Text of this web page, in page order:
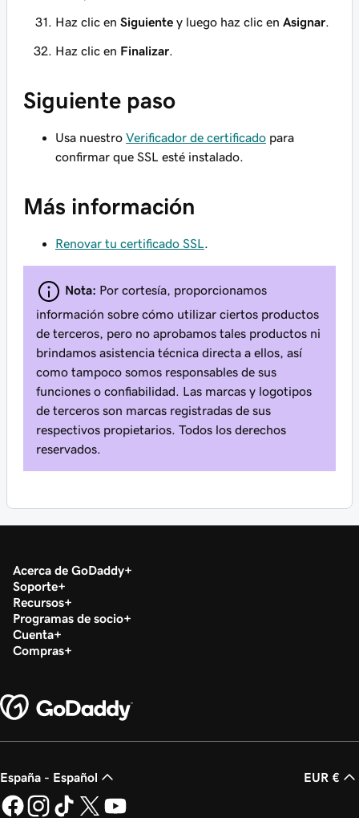
Haz clic en Siguiente y luego haz clic en Asignar
Haz clic en Finalizar
Siguiente paso
Usa nuestro Verificador de certificado para
confirmar que SSL esté instalado.
Más información
Renovar tu certificado SSL
Nota: Por cortesía, proporcionamos
información sobre cómo utilizar ciertos productos
de terceros, pero no aprobamos tales productos ni
brindamos asistencia técnica directa a ellos, así
como tampoco somos responsables de sus
funciones o confiabilidad. Las marcas y logotipos
de terceros son marcas registradas de sus
respectivos propietarios. Todos los derechos
reservados.
Acerca de GoDaddy
Soporte
Recursos
Programas de socio
Cuenta
Compras
España - Español EUR €